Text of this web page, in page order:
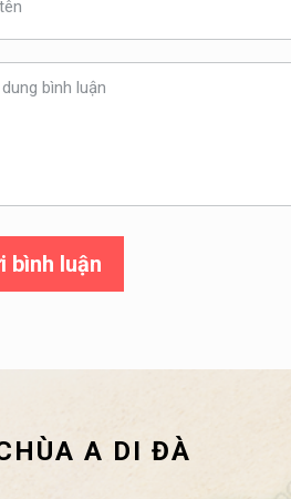
bình luận
A DI ĐÀ